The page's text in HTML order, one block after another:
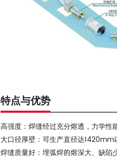
特点与优势
高强度：焊缝经过充分熔透，力学性
大口径厚壁：可生产直径达1420mm
焊缝质量好：埋弧焊的熔深大、缺陷